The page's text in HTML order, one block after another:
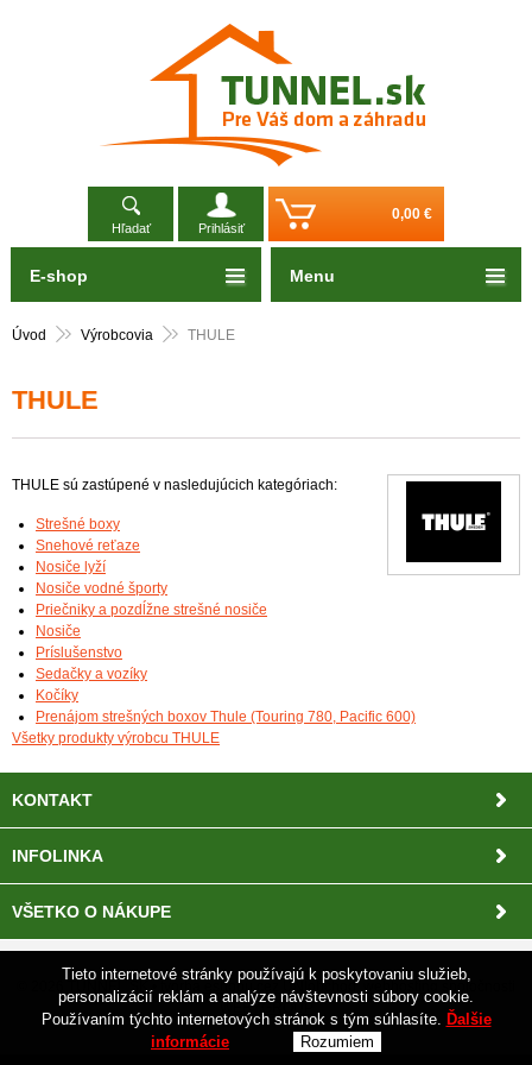
Hľadať Prihlásiť
0,00 €
Úvod Výrobcovia THULE
THULE
THULE sú zastúpené v nasledujúcich kategóriach:
Strešné boxy
Snehové reťaze
Nosiče lyží
Nosiče vodné športy
Priečniky a pozdĺžne strešné nosiče
Nosiče
Príslušenstvo
Sedačky a vozíky
Kočíky
Prenájom strešných boxov Thule (Touring 780, Pacific 600)
Všetky produkty výrobcu THULE
E-shop Menu
KONTAKT
INFOLINKA
VŠETKO O NÁKUPE
© 2026 TUNNEL.SK • tvorba eshopu cez UNIobchod, webhosting
spoločnosti
WEBYGROUP
Tieto internetové stránky používajú k poskytovaniu služieb,
personalizácií reklám a analýze návštevnosti súbory cookie.
Používaním týchto internetových stránok s tým súhlasíte. Ďalšie
informácie
Rozumiem